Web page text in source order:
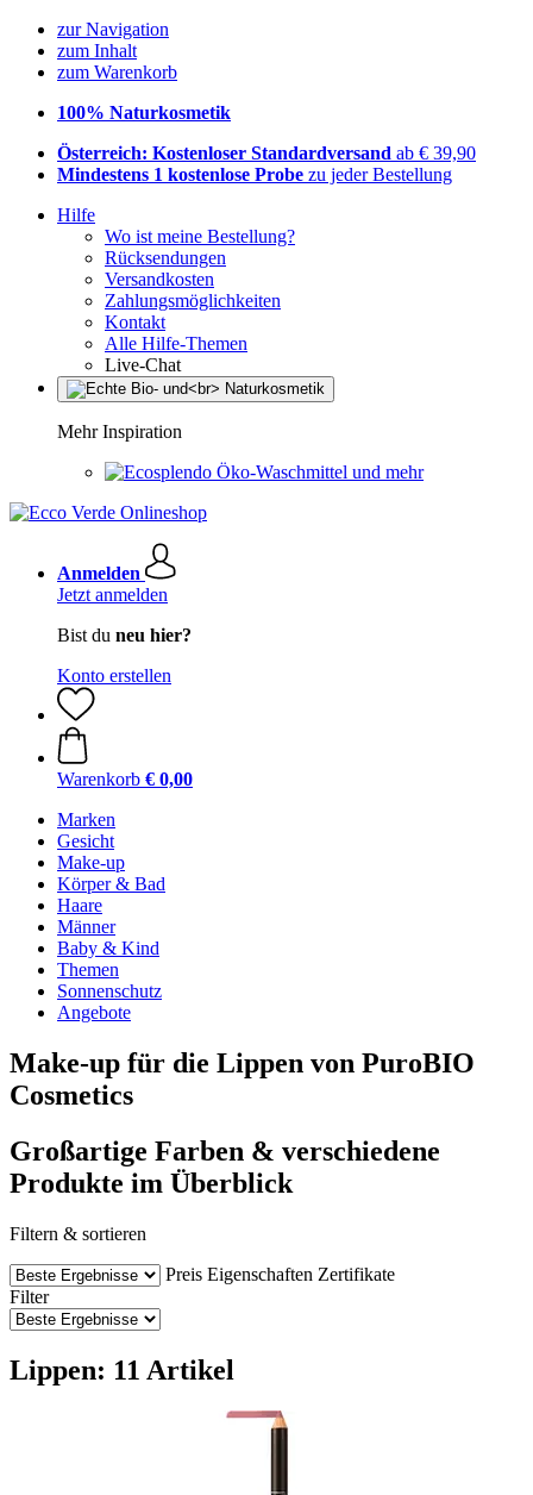
zur Navigation
zum Inhalt
zum Warenkorb
100% Naturkosmetik
Österreich: Kostenloser Standardversand ab € 39,90
Mindestens 1 kostenlose Probe zu jeder Bestellung
Hilfe
Wo ist meine Bestellung?
Rücksendungen
Versandkosten
Zahlungsmöglichkeiten
Kontakt
Alle Hilfe-Themen
Live-Chat
Mehr Inspiration
Öko-Waschmittel und mehr
Anmelden
Jetzt anmelden
Bist du neu hier?
Konto erstellen
Warenkorb € 0,00
Marken
Gesicht
Make-up
Körper & Bad
Haare
Männer
Baby & Kind
Themen
Sonnenschutz
Angebote
Make-up für die Lippen von PuroBIO
Cosmetics
Großartige Farben & verschiedene
Produkte im Überblick
Filtern & sortieren
Preis Eigenschaften Zertifikate
Filter
Lippen: 11 Artikel